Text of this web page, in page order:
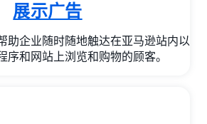
展示广告
助企业随时随地触达在亚马逊站内以
序和网站上浏览和购物的顾客。